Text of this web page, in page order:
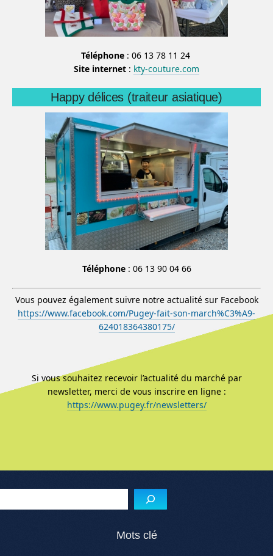
Téléphone: 06 13 78 11 24
Site internet : kty-couture.com
Happy délices (traiteur asiatique)
Téléphone: 06 13 90 04 66
Vous pouvez également suivre notre actualité sur Facebook
https://www.facebook.com/Pugey-fait-son-march%C3%A9-
624018364380175/
Si vous souhaitez recevoir l’actualité du marché par
newsletter, merci de vous inscrire en ligne :
https://www.pugey.fr/newsletters/
Menu de l'article
Mots clé